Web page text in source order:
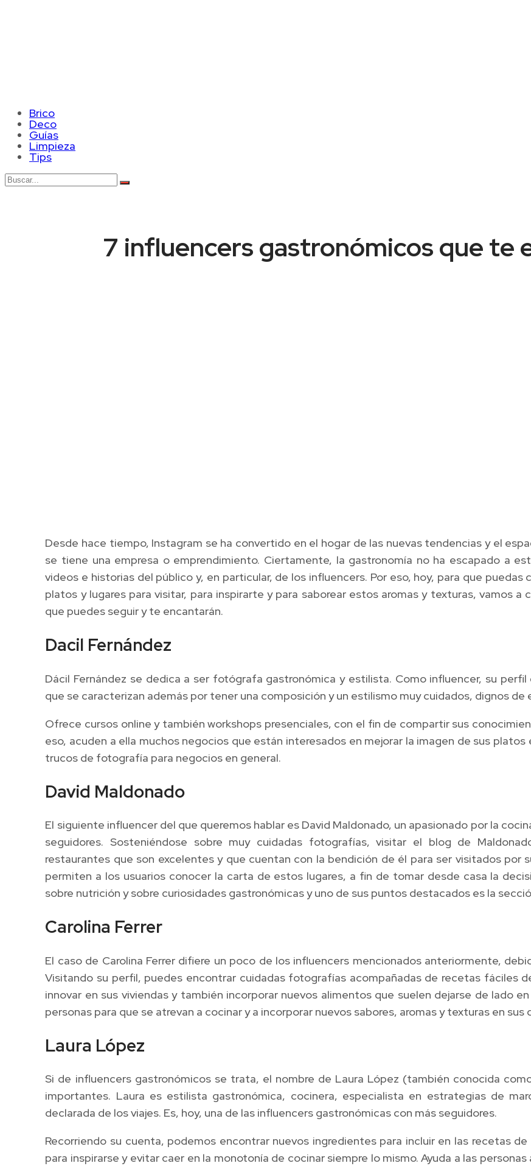
Brico
Deco
Guías
Limpieza
Tips
7 influencers gastronómicos que te
Desde hace tiempo, Instagram se ha convertido en el hogar de las nuevas tendencias y el
se tiene una empresa o emprendimiento. Ciertamente, la gastronomía no ha escapado a
videos e historias del público y, en particular, de los influencers. Por eso, hoy, para que
platos y lugares para visitar, para inspirarte y para saborear estos aromas y texturas, vamos
que puedes seguir y te encantarán.
Dacil Fernández
Dácil Fernández se dedica a ser fotógrafa gastronómica y estilista. Como influencer, su
que se caracterizan además por tener una composición y un estilismo muy cuidados, dignos de
Ofrece cursos online y también workshops presenciales, con el fin de compartir sus
eso, acuden a ella muchos negocios que están interesados en mejorar la imagen de sus
trucos de fotografía para negocios en general.
David Maldonado
El siguiente influencer del que queremos hablar es David Maldonado, un apasionado por la
seguidores. Sosteniéndose sobre muy cuidadas fotografías, visitar el blog de
restaurantes que son excelentes y que cuentan con la bendición de él para ser visitados por
permiten a los usuarios conocer la carta de estos lugares, a fin de tomar desde casa la
sobre nutrición y sobre curiosidades gastronómicas y uno de sus puntos destacados es la
Carolina Ferrer
El caso de Carolina Ferrer difiere un poco de los influencers mencionados anteriormente,
Visitando su perfil, puedes encontrar cuidadas fotografías acompañadas de recetas fáciles
innovar en sus viviendas y también incorporar nuevos alimentos que suelen dejarse de lado
personas para que se atrevan a cocinar y a incorporar nuevos sabores, aromas y texturas en sus
Laura López
Si de influencers gastronómicos se trata, el nombre de Laura López (también conocida
importantes. Laura es estilista gastronómica, cocinera, especialista en estrategias de
declarada de los viajes. Es, hoy, una de las influencers gastronómicas con más seguidores.
Recorriendo su cuenta, podemos encontrar nuevos ingredientes para incluir en las recetas
para inspirarse y evitar caer en la monotonía de cocinar siempre lo mismo. Ayuda a las